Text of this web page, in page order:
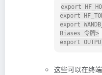
export
export
export
Biases 令牌>
这些可以在终